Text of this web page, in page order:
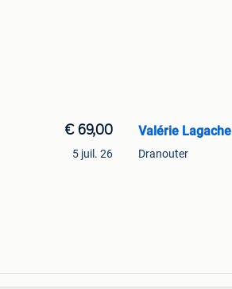
€ 69,00
5 juil. 26
Valérie Lagache
Dranouter